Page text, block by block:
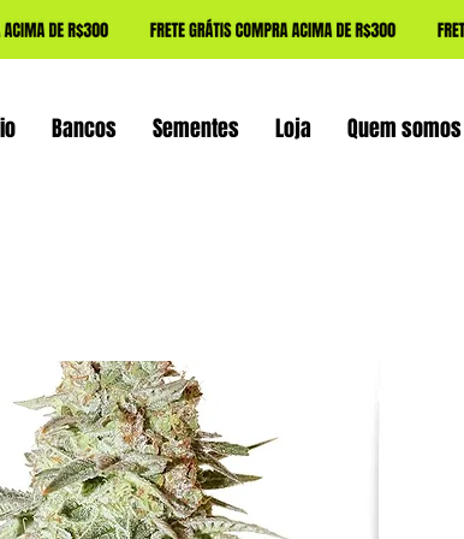
Bancos Sementes Loja Quem somos